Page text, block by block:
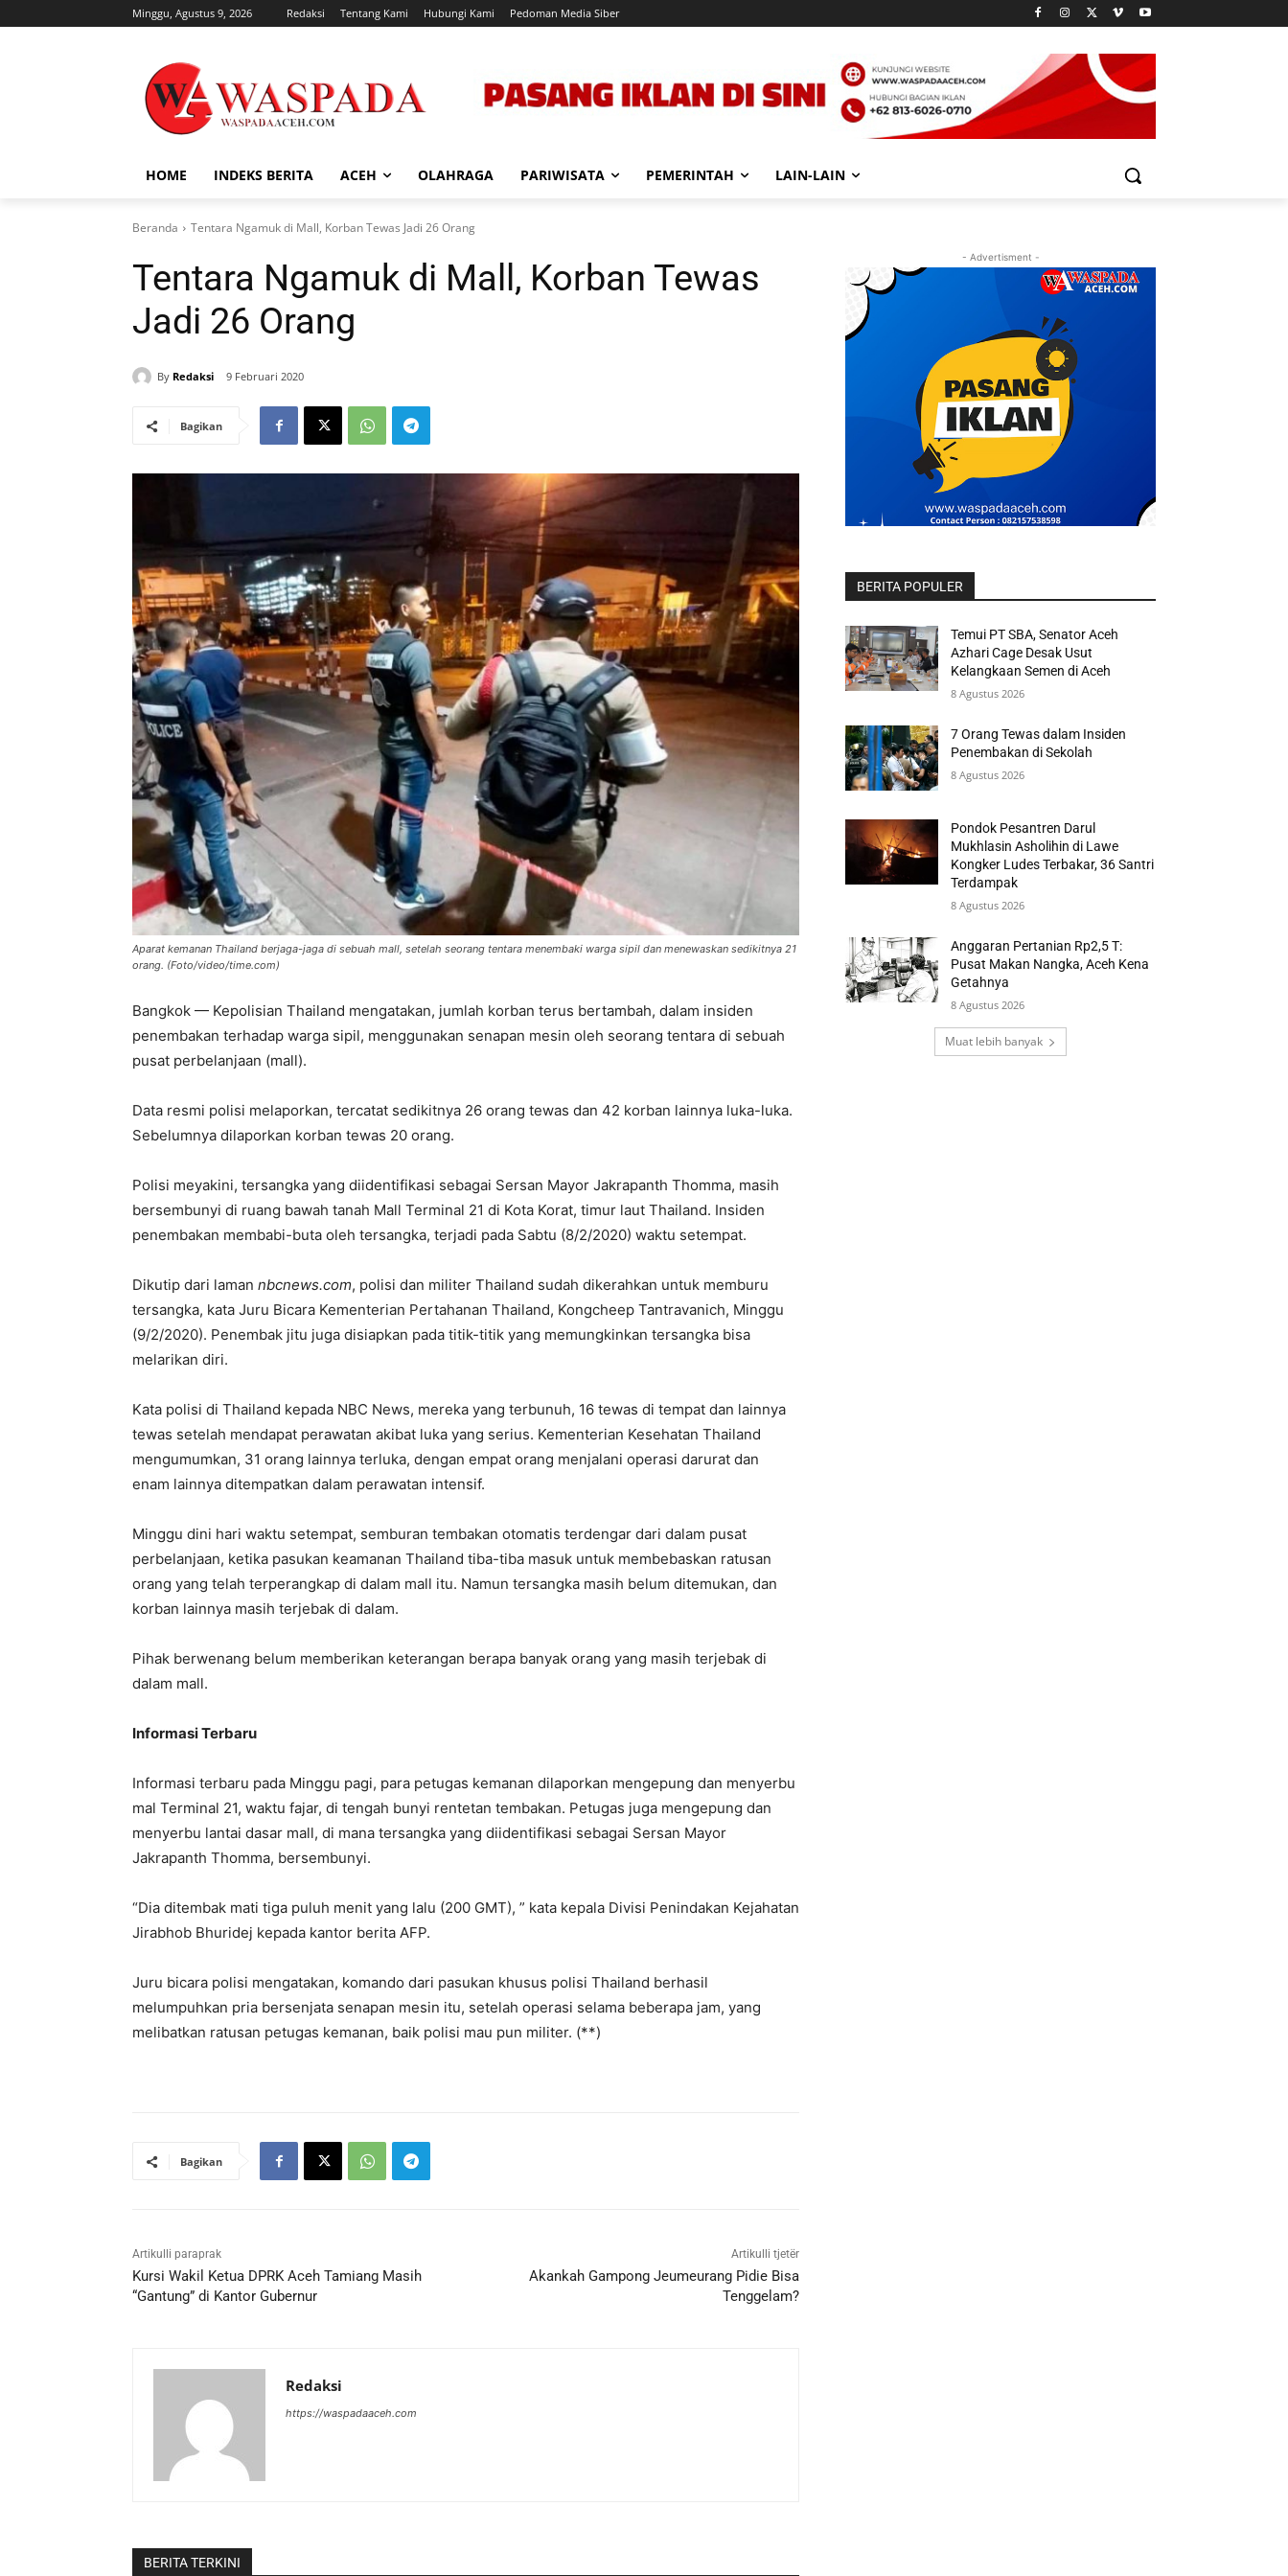
Minggu, Agustus 9, 2026 Redaksi Tentang Kami Hubungi Kami Pedoman Media Siber
HOME INDEKS BERITA ACEH OLAHRAGA PARIWISATA PEMERINTAH LAIN-LAIN
Beranda Tentara Ngamuk di Mall, Korban Tewas Jadi 26 Orang
Tentara Ngamuk di Mall, Korban Tewas
Jadi 26 Orang
By Redaksi 9 Februari 2020
Bagikan
Aparat kemanan Thailand berjaga-jaga di sebuah mall, setelah seorang tentara menembaki warga sipil dan menewaskan sedikitnya 21
orang. (Foto/video/time.com)
Bangkok — Kepolisian Thailand mengatakan, jumlah korban terus bertambah, dalam insiden
penembakan terhadap warga sipil, menggunakan senapan mesin oleh seorang tentara di sebuah
pusat perbelanjaan (mall).
Data resmi polisi melaporkan, tercatat sedikitnya 26 orang tewas dan 42 korban lainnya luka-luka.
Sebelumnya dilaporkan korban tewas 20 orang.
Polisi meyakini, tersangka yang diidentifikasi sebagai Sersan Mayor Jakrapanth Thomma, masih
bersembunyi di ruang bawah tanah Mall Terminal 21 di Kota Korat, timur laut Thailand. Insiden
penembakan membabi-buta oleh tersangka, terjadi pada Sabtu (8/2/2020) waktu setempat.
Dikutip dari laman nbcnews.com, polisi dan militer Thailand sudah dikerahkan untuk memburu
tersangka, kata Juru Bicara Kementerian Pertahanan Thailand, Kongcheep Tantravanich, Minggu
(9/2/2020). Penembak jitu juga disiapkan pada titik-titik yang memungkinkan tersangka bisa
melarikan diri.
Kata polisi di Thailand kepada NBC News, mereka yang terbunuh, 16 tewas di tempat dan lainnya
tewas setelah mendapat perawatan akibat luka yang serius. Kementerian Kesehatan Thailand
mengumumkan, 31 orang lainnya terluka, dengan empat orang menjalani operasi darurat dan
enam lainnya ditempatkan dalam perawatan intensif.
Minggu dini hari waktu setempat, semburan tembakan otomatis terdengar dari dalam pusat
perbelanjaan, ketika pasukan keamanan Thailand tiba-tiba masuk untuk membebaskan ratusan
orang yang telah terperangkap di dalam mall itu. Namun tersangka masih belum ditemukan, dan
korban lainnya masih terjebak di dalam.
Pihak berwenang belum memberikan keterangan berapa banyak orang yang masih terjebak di
dalam mall.
Informasi Terbaru
Informasi terbaru pada Minggu pagi, para petugas kemanan dilaporkan mengepung dan menyerbu
mal Terminal 21, waktu fajar, di tengah bunyi rentetan tembakan. Petugas juga mengepung dan
menyerbu lantai dasar mall, di mana tersangka yang diidentifikasi sebagai Sersan Mayor
Jakrapanth Thomma, bersembunyi.
“Dia ditembak mati tiga puluh menit yang lalu (200 GMT), ” kata kepala Divisi Penindakan Kejahatan
Jirabhob Bhuridej kepada kantor berita AFP.
Juru bicara polisi mengatakan, komando dari pasukan khusus polisi Thailand berhasil
melumpuhkan pria bersenjata senapan mesin itu, setelah operasi selama beberapa jam, yang
melibatkan ratusan petugas kemanan, baik polisi mau pun militer. (**)
Bagikan
Artikulli paraprak
Kursi Wakil Ketua DPRK Aceh Tamiang Masih
“Gantung” di Kantor Gubernur
Artikulli tjetër
Akankah Gampong Jeumeurang Pidie Bisa
Tenggelam?
Redaksi
https://waspadaaceh.com
BERITA TERKINI
- Advertisment -
BERITA POPULER
Temui PT SBA, Senator Aceh
Azhari Cage Desak Usut
Kelangkaan Semen di Aceh
8 Agustus 2026
7 Orang Tewas dalam Insiden
Penembakan di Sekolah
8 Agustus 2026
Pondok Pesantren Darul
Mukhlasin Asholihin di Lawe
Kongker Ludes Terbakar, 36 Santri
Terdampak
8 Agustus 2026
Anggaran Pertanian Rp2,5 T:
Pusat Makan Nangka, Aceh Kena
Getahnya
8 Agustus 2026
Muat lebih banyak